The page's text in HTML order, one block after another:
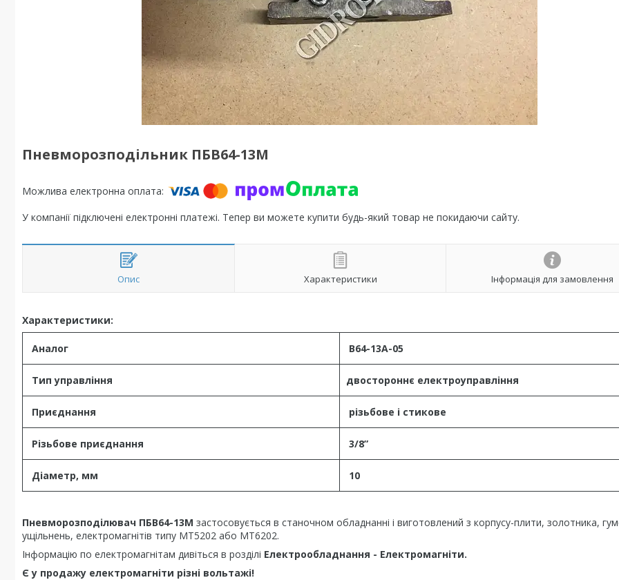
Пневморозподільник ПБВ64-13М
У компанії підключені електронні платежі. Тепер ви можете купити будь-який товар не покидаючи сайту.
Опис Характеристики Інформація для замовлення
Характеристики:
Аналог В64-13А-05
Тип управління двостороннє електроуправління
Приєднання різьбове і стикове
Різьбове приєднання 3/8”
Діаметр, мм 10
Пневморозподілювач ПБВ64-13М застосовується в станочном обладнанні і виготовлений з корпусу-плити, золотника,
ущільнень, електромагнітів типу МТ5202 або МТ6202.
Інформацію по електромагнітам дивіться в розділі Електрообладнання - Електромагніти.
Є у продажу електромагніти різні вольтажі!